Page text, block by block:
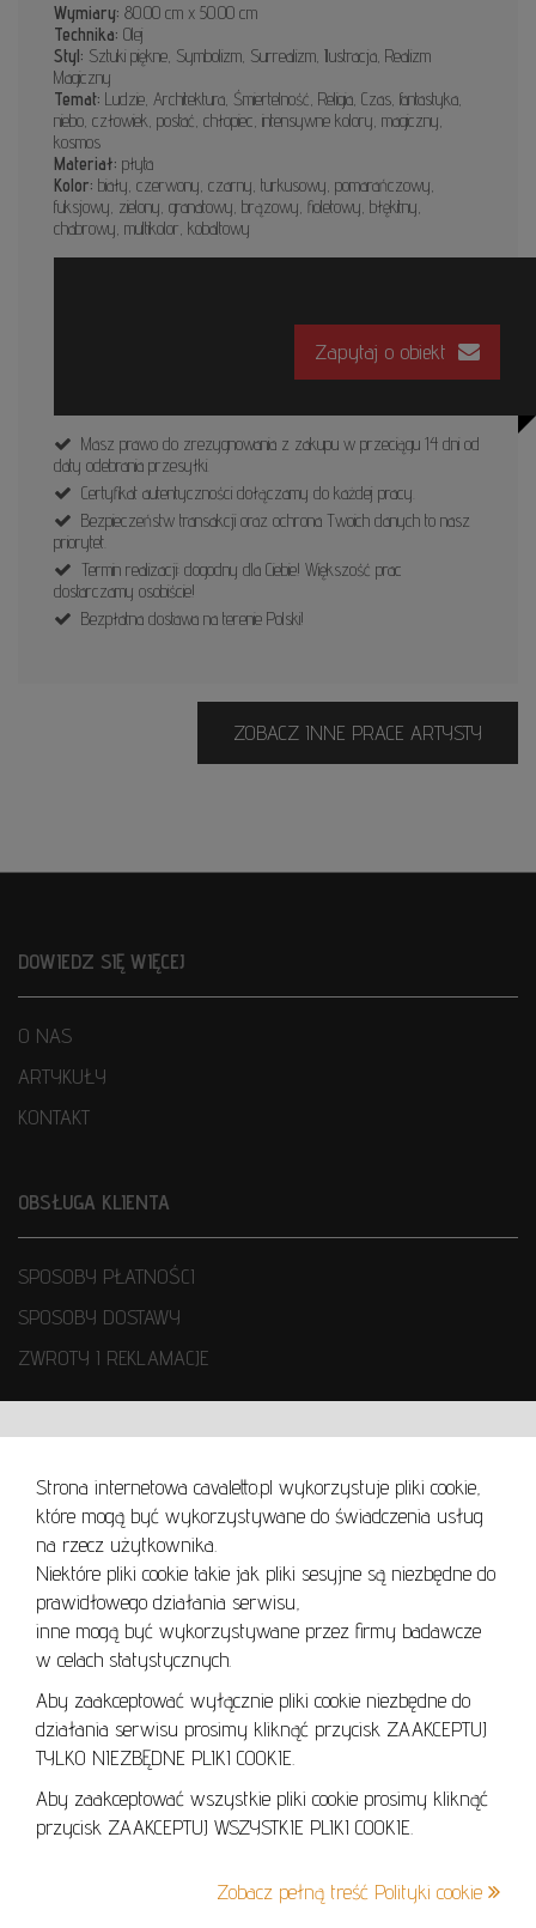
Strona internetowa cavaletto.pl wykorzystuje pliki cookie,
które mogą być wykorzystywane do świadczenia usług
na rzecz użytkownika.
Niektóre pliki cookie takie jak pliki sesyjne są niezbędne do
prawidłowego działania serwisu,
inne mogą być wykorzystywane przez firmy badawcze
w celach statystycznych.
Aby zaakceptować wyłącznie pliki cookie niezbędne do
działania serwisu prosimy kliknąć przycisk ZAAKCEPTUJ
TYLKO NIEZBĘDNE PLIKI COOKIE.
Aby zaakceptować wszystkie pliki cookie prosimy kliknąć
przycisk ZAAKCEPTUJ WSZYSTKIE PLIKI COOKIE.
Zobacz pełną treść Polityki cookie
Wymiary: 80.00 cm x 50.00 cm
Technika: Olej
Styl: Sztuki piękne, Symbolizm, Surrealizm, Ilustracja, Realizm
Magiczny
Temat: Ludzie, Architektura, Śmiertelność, Religia, Czas, fantastyka,
niebo, człowiek, postać, chłopiec, intensywne kolory, magiczny,
kosmos
Materiał: płyta
Kolor: biały, czerwony, czarny, turkusowy, pomarańczowy,
fuksjowy, zielony, granatowy, brązowy, fioletowy, błękitny,
chabrowy, multikolor, kobaltowy
Zapytaj o obiekt
Masz prawo do zrezygnowania z zakupu w przeciągu 14 dni od
daty odebrania przesyłki.
Certyfikat autentyczności dołączamy do każdej pracy.
Bezpieczeństw transakcji oraz ochrona Twoich danych to nasz
priorytet.
Termin realizacji: dogodny dla Ciebie! Większość prac
dostarczamy osobiście!
Bezpłatna dostawa na terenie Polski!
ZOBACZ INNE PRACE ARTYSTY
DOWIEDZ SIĘ WIĘCEJ
O NAS
ARTYKUŁY
KONTAKT
OBSŁUGA KLIENTA
SPOSOBY PŁATNOŚCI
SPOSOBY DOSTAWY
ZWROTY I REKLAMACJE
REGULAMIN
REGULAMIN AUKCJI
POLITYKA PRYWATNOŚCI
POLITYKA COOKIES
+48 605 240 157